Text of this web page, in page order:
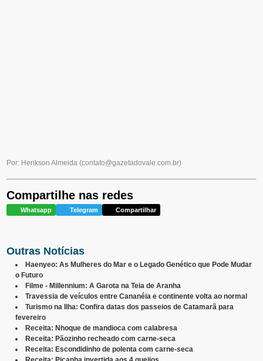
Por: Herikson Almeida (contato@gazetadovale.com.br)
Compartilhe nas redes
Whatsapp Telegram Compartilhar
Outras Notícias
Haenyeo: As Mulheres do Mar e o Legado Genético que Pode Mudar
o Futuro
Filme - Millennium: A Garota na Teia de Aranha
Travessia de veículos entre Cananéia e continente volta ao normal
Turismo na Ilha: Confira datas dos passeios de Catamarã para
fevereiro
Receita: Nhoque de mandioca com calabresa
Receita: Pãozinho recheado com carne-seca
Receita: Escondidinho de polenta com carne-seca